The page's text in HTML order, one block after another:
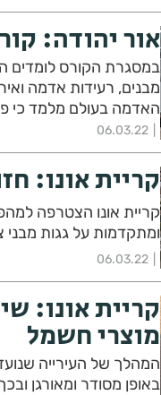
אור יהודה:
במסגרת הקורס לומדים
מבנים, רעידות אדמה
האדמה בעולם מלמד כי
הגדולה ביותר בצמצום
06.03.22
קריית אונו:
קריית אונו הצטרפה
ומתקדמות על גגות מבני
06.03.22
קריית אונו:
מוצרי חשמל
המהלך של העירייה
באופן מסודר ומאורגן